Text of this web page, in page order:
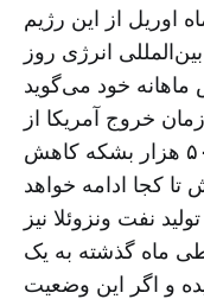
اوریل از این رژیم
انرژی روز
ماهانه خود می‌گوید
خروج آمریکا از
برجام تا ماه گذشته میلادی حدود ۵۰۰ هزار بشکه کاهش
تا کجا ادامه خواهد
نفت ونزوئلا نیز
ماه گذشته به یک
رسیده و اگر این وضعیت